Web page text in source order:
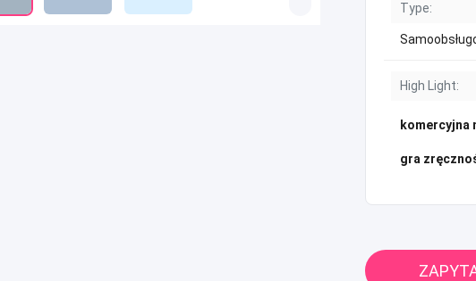
Type:
High Light:
komercyjna
gra